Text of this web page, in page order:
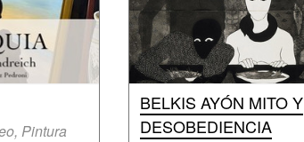
Pintura
BELKIS AYÓN MITO Y
DESOBEDIENCIA